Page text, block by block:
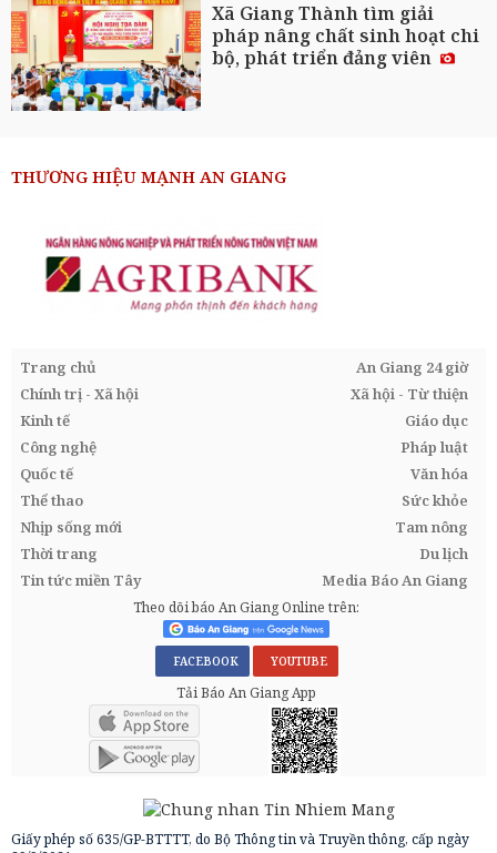
Xã Giang Thành tìm giải
pháp nâng chất sinh hoạt chi
bộ, phát triển đảng viên
THƯƠNG HIỆU MẠNH AN GIANG
Trang chủ
An Giang 24 giờ
Chính trị - Xã hội
Xã hội - Từ thiện
Kinh tế
Giáo dục
Công nghệ
Pháp luật
Quốc tế
Văn hóa
Thể thao
Sức khỏe
Nhịp sống mới
Tam nông
Thời trang
Du lịch
Tin tức miền Tây
Media Báo An Giang
Theo dõi báo An Giang Online trên:
FACEBOOK YOUTUBE
Tải Báo An Giang App
Giấy phép số 635/GP-BTTTT, do Bộ Thông tin và Truyền thông, cấp ngày